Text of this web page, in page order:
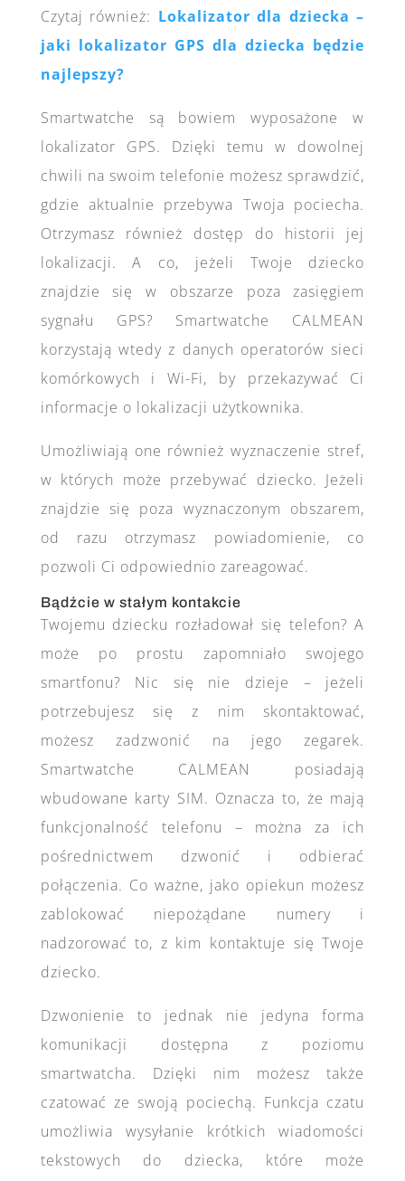
Czytaj również: Lokalizator dla dziecka –
jaki lokalizator GPS dla dziecka będzie
najlepszy?
Smartwatche są bowiem wyposażone w
lokalizator GPS. Dzięki temu w dowolnej
chwili na swoim telefonie możesz sprawdzić,
gdzie aktualnie przebywa Twoja pociecha.
Otrzymasz również dostęp do historii jej
lokalizacji. A co, jeżeli Twoje dziecko
znajdzie się w obszarze poza zasięgiem
sygnału GPS? Smartwatche CALMEAN
korzystają wtedy z danych operatorów sieci
komórkowych i Wi-Fi, by przekazywać Ci
informacje o lokalizacji użytkownika.
Umożliwiają one również wyznaczenie stref,
w których może przebywać dziecko. Jeżeli
znajdzie się poza wyznaczonym obszarem,
od razu otrzymasz powiadomienie, co
pozwoli Ci odpowiednio zareagować.
Bądźcie w stałym kontakcie
Twojemu dziecku rozładował się telefon? A
może po prostu zapomniało swojego
smartfonu? Nic się nie dzieje – jeżeli
potrzebujesz się z nim skontaktować,
możesz zadzwonić na jego zegarek.
Smartwatche CALMEAN posiadają
wbudowane karty SIM. Oznacza to, że mają
funkcjonalność telefonu – można za ich
pośrednictwem dzwonić i odbierać
połączenia. Co ważne, jako opiekun możesz
zablokować niepożądane numery i
nadzorować to, z kim kontaktuje się Twoje
dziecko.
Dzwonienie to jednak nie jedyna forma
komunikacji dostępna z poziomu
smartwatcha. Dzięki nim możesz także
czatować ze swoją pociechą. Funkcja czatu
umożliwia wysyłanie krótkich wiadomości
tekstowych do dziecka, które może